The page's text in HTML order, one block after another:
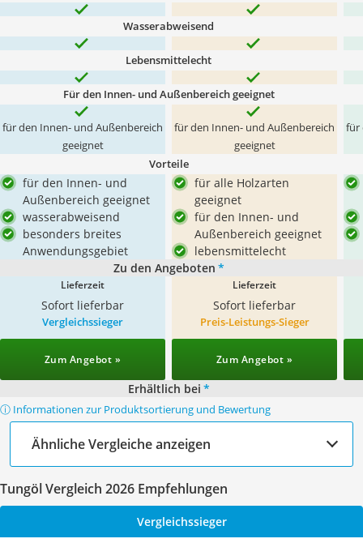
Wasserabweisend
Lebensmittelecht
Für den Innen- und Außenbereich geeignet
für den Innen- und Außenbereich
geeignet
für den Innen- und Außenbereich
geeignet
für
Vorteile
für den Innen- und
Außenbereich geeignet
wasserabweisend
besonders breites
Anwendungsgebiet
für alle Holzarten
geeignet
für den Innen- und
Außenbereich geeignet
lebensmittelecht
Zu den Angeboten *
Lieferzeit
Sofort lieferbar
Lieferzeit
Sofort lieferbar
Vergleichssieger
Zum Angebot »
Preis-Leistungs-Sieger
Zum Angebot »
Erhältlich bei *
ⓘ Informationen zur Produktsortierung und Bewertung
Ähnliche Vergleiche anzeigen
Tungöl Vergleich 2026 Empfehlungen
Vergleichssieger